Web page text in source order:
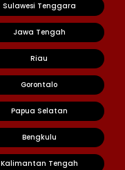
Sulawesi Tenggara
Jawa Tengah
Riau
Gorontalo
Papua Selatan
Bengkulu
Kalimantan Tengah